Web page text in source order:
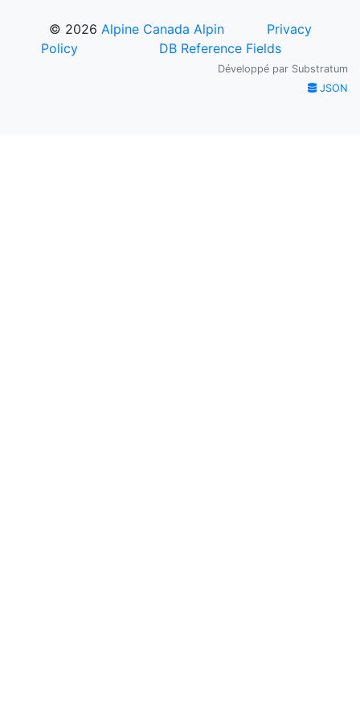
© 2026 Alpine Canada Alpin
Privacy
Policy
DB Reference Fields
Développé par Substratum
JSON